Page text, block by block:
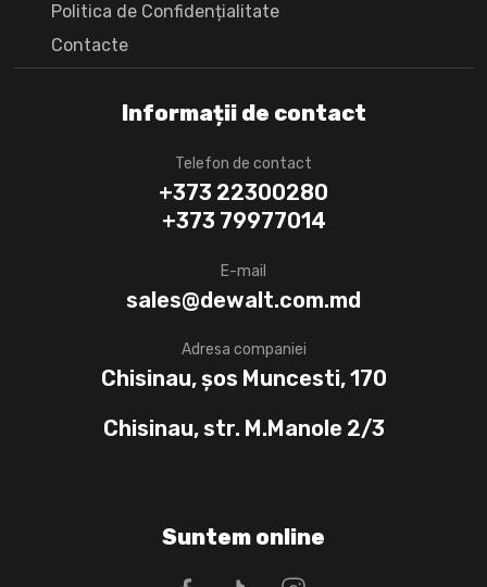
Informații de contact
Telefon de contact
+373 22300280
+373 79977014
E-mail
sales@dewalt.com.md
Adresa companiei
Chisinau, șos Muncesti, 170
Chisinau, str. M.Manole 2/3
Politica de Confidențialitate
Сontacte
Suntem online